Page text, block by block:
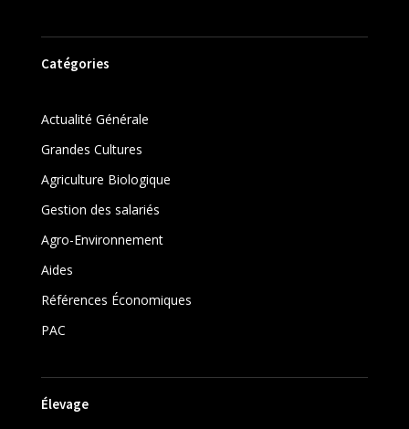
Catégories
Actualité Générale
Grandes Cultures
Agriculture Biologique
Gestion des salariés
Agro-Environnement
Aides
Références Économiques
PAC
Élevage